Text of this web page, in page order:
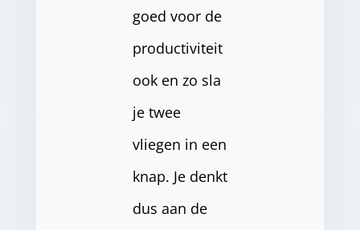
goed voor de
productiviteit
ook en zo sla
je twee
vliegen in een
knap. Je denkt
dus aan de